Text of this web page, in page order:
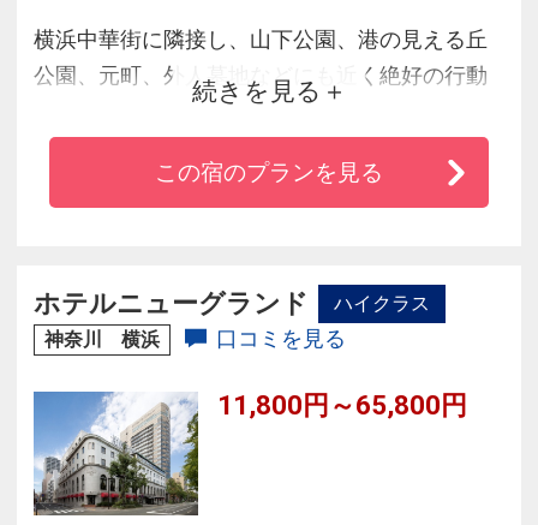
横浜中華街に隣接し、山下公園、港の見える丘
公園、元町、外人墓地などにも近く絶好の行動
拠点。「ローズホテル横浜」ならではのきめ細
やかなサービス。全184室の広い客室、ベッドは
全てダブルサイズ。１２才以下のお子様は両親
続きを見る
この宿のプランを見る
ホテルニューグランド
ハイクラス
神奈川 横浜
口コミを見る
11,800円～65,800円